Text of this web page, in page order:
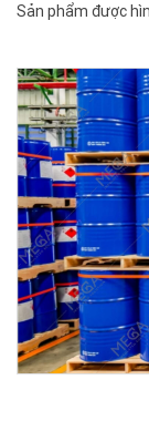
Sản phẩm được